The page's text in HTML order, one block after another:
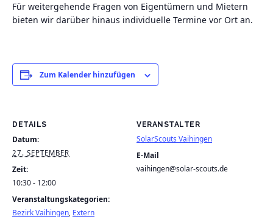
Für weitergehende Fragen von Eigentümern und Mietern
bieten wir darüber hinaus individuelle Termine vor Ort an.
Zum Kalender hinzufügen
DETAILS
Datum:
27. SEPTEMBER
Zeit:
10:30 - 12:00
Veranstaltungskategorien:
Bezirk Vaihingen, Extern
VERANSTALTER
SolarScouts Vaihingen
E-Mail
vaihingen@solar-scouts.de